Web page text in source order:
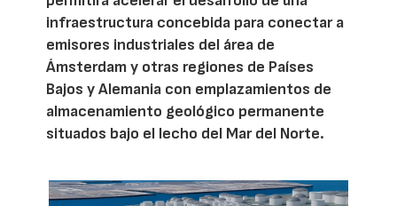
infraestructura concebida para conectar a
emisores industriales del área de
Ámsterdam y otras regiones de Países
Bajos y Alemania con emplazamientos de
almacenamiento geológico permanente
situados bajo el lecho del Mar del Norte.